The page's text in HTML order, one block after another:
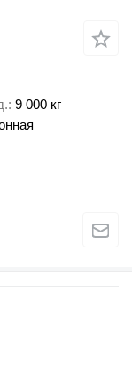
9 000 кг